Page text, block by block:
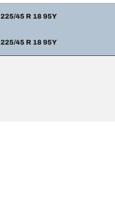
225/45 R 18 95Y
225/45 R 18 95Y